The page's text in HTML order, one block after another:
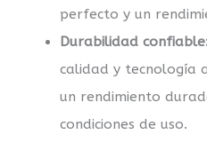
perfecto y un
Durabilidad
calidad y tecnología
un rendimiento
condiciones de uso.